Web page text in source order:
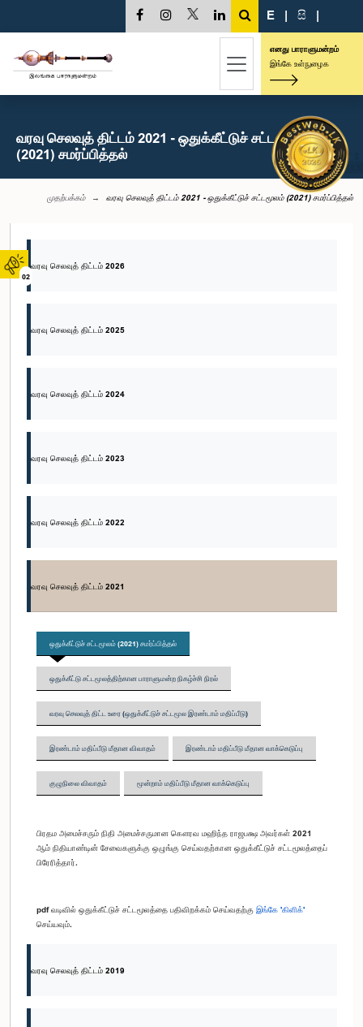
02
E | සි |
எனது பாராளுமன்றம்
இங்கே உள்நுழைக
வரவு செலவுத் திட்டம் 2021 - ஒதுக்கீட்டுச் சட்டமூலம்
(2021) சமர்ப்பித்தல்
முதற்பக்கம் வரவு செலவுத் திட்டம் 2021 - ஒதுக்கீட்டுச் சட்டமூலம் (2021) சமர்ப்பித்தல்
வரவு செலவுத் திட்டம் 2026
வரவு செலவுத் திட்டம் 2025
வரவு செலவுத் திட்டம் 2024
வரவு செலவுத் திட்டம் 2023
வரவு செலவுத் திட்டம் 2022
வரவு செலவுத் திட்டம் 2021
ஒதுக்கீட்டுச் சட்டமூலம் (2021) சமர்ப்பித்தல்
ஒதுக்கீட்டு சட்டமூலத்திற்கான பாராளுமன்ற நிகழ்ச்சி நிரல்
வரவு செலவுத் திட்ட உரை (ஒதுக்கீட்டுச் சட்டமூல இரண்டாம் மதிப்பீடு)
இரண்டாம் மதிப்பீடு மீதான விவாதம் இரண்டாம் மதிப்பீடு மீதான வாக்கெடுப்பு
குழுநிலை விவாதம் மூன்றாம் மதிப்பீடு மீதான வாக்கெடுப்பு
பிரதம அமைச்சரும் நிதி அமைச்சருமான கௌரவ மஹிந்த ராஜபக்ஷ அவர்கள் 2021
ஆம் நிதியாண்டின் சேவைகளுக்கு ஒழுங்கு செய்வதற்கான ஒதுக்கீட்டுச் சட்டமூலத்தைப்
பிரேரித்தார்.
pdf வடிவில் ஒதுக்கீட்டுச் சட்டமூலத்தை பதிவிறக்கம் செய்வதற்கு இங்கே 'கிளிக்'
செய்யவும்.
வரவு செலவுத் திட்டம் 2019